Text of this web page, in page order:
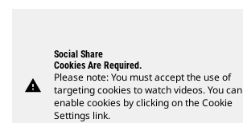
warning
Social Share
Cookies Are Required.
Please note: You must accept the use of
targeting cookies to watch videos. You can
enable cookies by clicking on the Cookie
Settings link.